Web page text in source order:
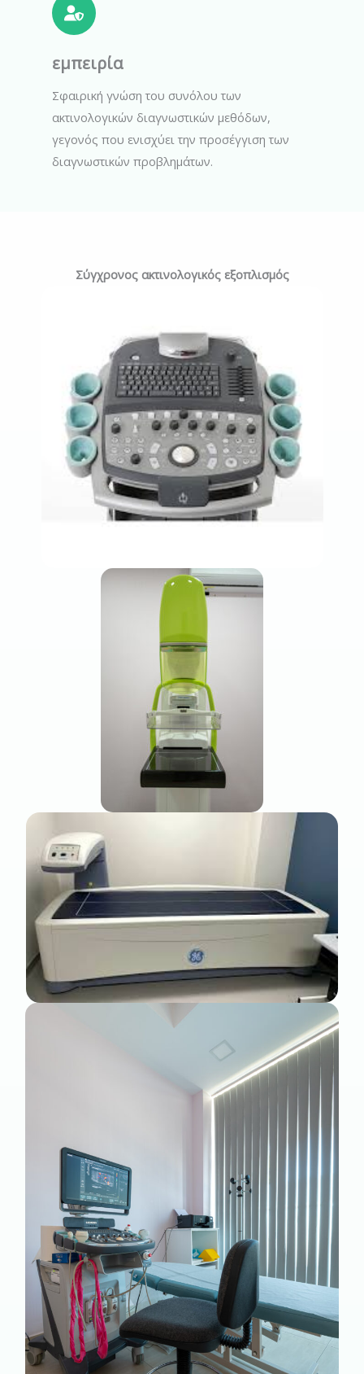
εμπειρία
Σφαιρική γνώση του συνόλου των
ακτινολογικών διαγνωστικών μεθόδων,
γεγονός που ενισχύει την προσέγγιση των
διαγνωστικών προβλημάτων.
Σύγχρονος ακτινολογικός εξοπλισμός